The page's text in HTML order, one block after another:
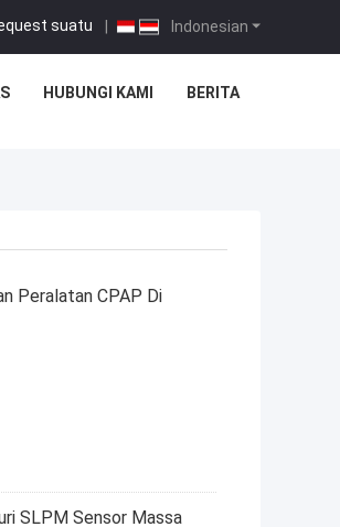
Indonesian
suatu |
HUBUNGI KAMI BERITA
Peralatan CPAP Di
SLPM Sensor Massa